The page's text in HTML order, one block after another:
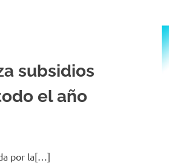
subsidios
el año
por la[…]